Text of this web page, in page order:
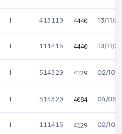
I 413110 4440 13/11/
I 111415 4440 13/11/
I 514320 4129 02/10/
I 514320 4084 04/05/
I 111415 4129 02/10/